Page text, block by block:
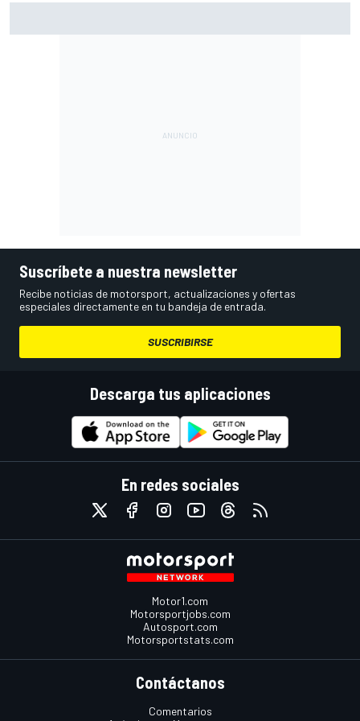
Suscríbete a nuestra newsletter
Recibe noticias de motorsport, actualizaciones y ofertas
especiales directamente en tu bandeja de entrada.
SUSCRIBIRSE
Descarga tus aplicaciones
En redes sociales
Motor1.com
Motorsportjobs.com
Autosport.com
Motorsportstats.com
Contáctanos
Comentarios